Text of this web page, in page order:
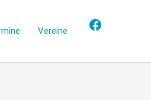
Vereine
Facebook